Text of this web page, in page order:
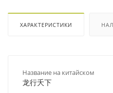
ХАРАКТЕРИСТИКИ
Название на китайском
龙行夭下